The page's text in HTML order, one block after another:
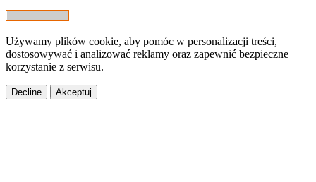
Używamy plików cookie, aby pomóc w personalizacji treści,
dostosowywać i analizować reklamy oraz zapewnić bezpieczne
korzystanie z serwisu.
Decline Akceptuj